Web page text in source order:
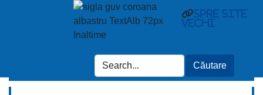
spre site
vechi